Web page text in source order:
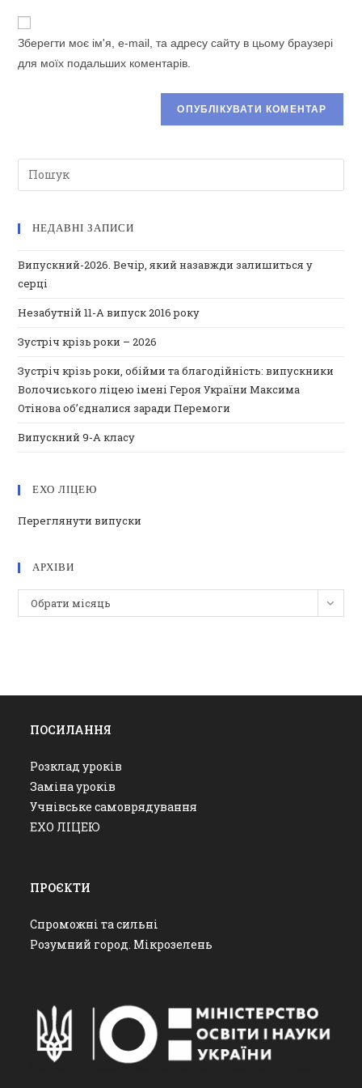
прокоментувати
прокоментувати
адресу
Зберегти моє ім'я, e-mail, та адресу сайту в цьому браузері
для моїх подальших коментарів.
НЕДАВНІ ЗАПИСИ
Випускний-2026. Вечір, який назавжди залишиться у
серці
Незабутній 11-А випуск 2016 року
Зустріч крізь роки – 2026
Зустріч крізь роки, обійми та благодійність: випускники
Волочиського ліцею імені Героя України Максима
Отінова об’єдналися заради Перемоги
Випускний 9-А класу
ЕХО ЛІЦЕЮ
Переглянути випуски
АРХІВИ
Архіви
Обрати місяць
ПОСИЛАННЯ
Розклад уроків
Заміна уроків
Учнівське самоврядування
ЕХО ЛІЦЕЮ
ПРОЄКТИ
Спроможні та сильні
Розумний город. Мікрозелень